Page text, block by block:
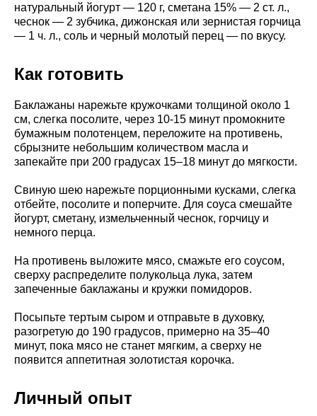
натуральный йогурт — 120 г, сметана 15% — 2 ст. л.,
чеснок — 2 зубчика, дижонская или зернистая горчица
— 1 ч. л., соль и черный молотый перец — по вкусу.
Как готовить
Баклажаны нарежьте кружочками толщиной около 1
см, слегка посолите, через 10-15 минут промокните
бумажным полотенцем, переложите на противень,
сбрызните небольшим количеством масла и
запекайте при 200 градусах 15–18 минут до мягкости.
Свиную шею нарежьте порционными кусками, слегка
отбейте, посолите и поперчите. Для соуса смешайте
йогурт, сметану, измельченный чеснок, горчицу и
немного перца.
На противень выложите мясо, смажьте его соусом,
сверху распределите полукольца лука, затем
запеченные баклажаны и кружки помидоров.
Посыпьте тертым сыром и отправьте в духовку,
разогретую до 190 градусов, примерно на 35–40
минут, пока мясо не станет мягким, а сверху не
появится аппетитная золотистая корочка.
Личный опыт